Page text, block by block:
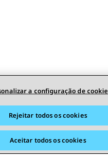
a configuração de cookie
Rejeitar todos os cookies
Aceitar todos os cookies